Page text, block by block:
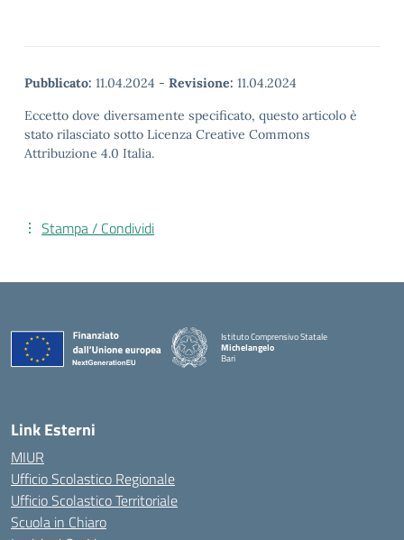
Pubblicato: 11.04.2024 - Revisione: 11.04.2024
Eccetto dove diversamente specificato, questo articolo è
stato rilasciato sotto Licenza Creative Commons
Attribuzione 4.0 Italia.
Stampa / Condividi
Istituto Comprensivo Statale
Michelangelo
Bari
Link Esterni
MIUR
Ufficio Scolastico Regionale
Ufficio Scolastico Territoriale
Scuola in Chiaro